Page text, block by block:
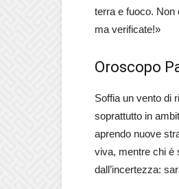
terra e fuoco. Non
ma verificate!»
Oroscopo
Soffia un vento di
soprattutto in
aprendo nuove
viva, mentre chi è
dall’incertezza: